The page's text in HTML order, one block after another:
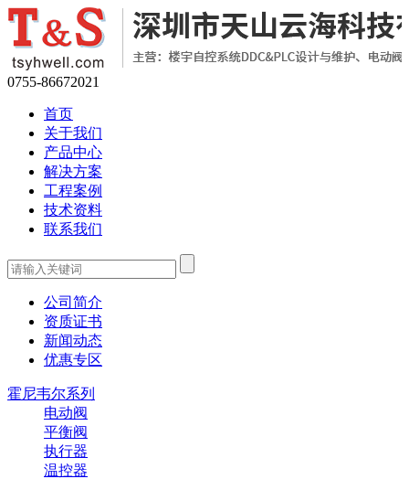
0755-86672021
首页
关于我们
产品中心
解决方案
工程案例
技术资料
联系我们
公司简介
资质证书
新闻动态
优惠专区
霍尼韦尔系列
电动阀
平衡阀
执行器
温控器